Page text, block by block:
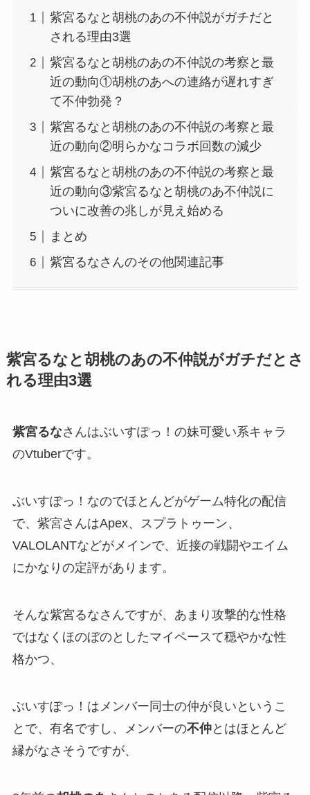
紫宮るなと胡桃のあの不仲説がガチだと
される理由3選
紫宮るなと胡桃のあの不仲説の考察と最
近の動向①胡桃のあへの連絡が遅れすぎ
て不仲勃発？
紫宮るなと胡桃のあの不仲説の考察と最
近の動向②明らかなコラボ回数の減少
紫宮るなと胡桃のあの不仲説の考察と最
近の動向③紫宮るなと胡桃のあ不仲説に
ついに改善の兆しが見え始める
まとめ
紫宮るなさんのその他関連記事
紫宮るなと胡桃のあの不仲説がガチだとさ
れる理由3選
紫宮るなさんはぶいすぽっ！ の妹可愛い系キャラ
のVtuberです。
ぶいすぽっ！なのでほとんどがゲーム特化の配信
で、紫宮さんはApex、スプラトゥーン、
VALOLANTなどがメインで、近接の戦闘やエイム
にかなりの定評があります。
そんな紫宮るなさんですが、あまり攻撃的な性格
ではなくほのぼのとしたマイペースて穏やかな性
格かつ、
ぶいすぽっ！は メンバー同士の仲が良い というこ
とで、有名ですし、メンバーの不仲とはほとんど
縁がなさそうですが、